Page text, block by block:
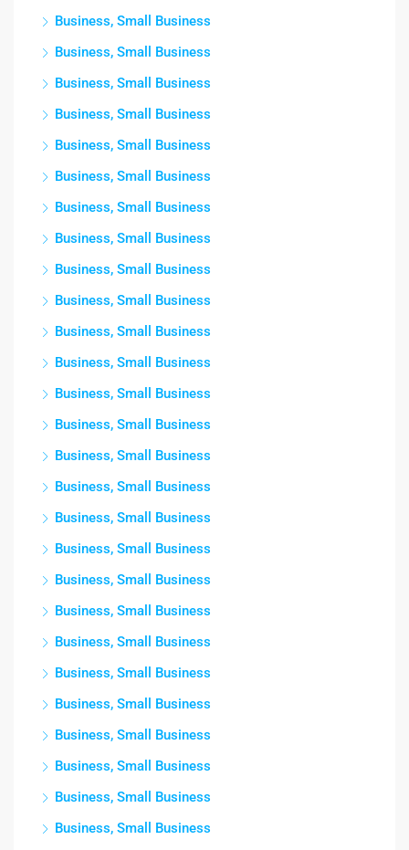
Business, Small Business
Business, Small Business
Business, Small Business
Business, Small Business
Business, Small Business
Business, Small Business
Business, Small Business
Business, Small Business
Business, Small Business
Business, Small Business
Business, Small Business
Business, Small Business
Business, Small Business
Business, Small Business
Business, Small Business
Business, Small Business
Business, Small Business
Business, Small Business
Business, Small Business
Business, Small Business
Business, Small Business
Business, Small Business
Business, Small Business
Business, Small Business
Business, Small Business
Business, Small Business
Business, Small Business